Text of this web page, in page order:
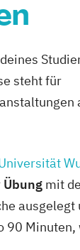
steht für
Übung mit
ausgelegt
90